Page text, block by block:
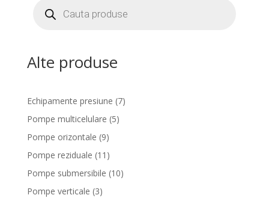
search
Alte produse
Echipamente presiune 77
Pompe multicelulare 55
Pompe orizontale 99
products
Pompe reziduale 11 11
products
Pompe submersibile 1010
Pompe verticale 33